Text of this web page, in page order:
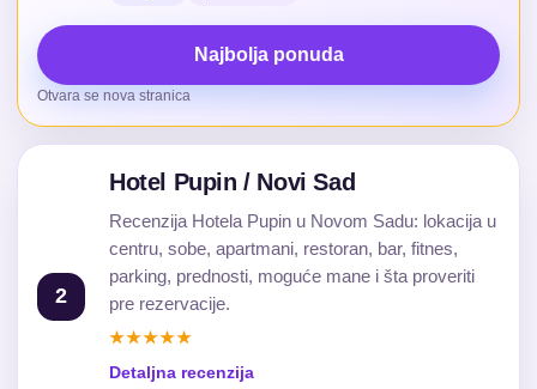
Najbolja ponuda
Otvara se nova stranica
2
Hotel Pupin / Novi Sad
Recenzija Hotela Pupin u Novom Sadu: lokacija u
centru, sobe, apartmani, restoran, bar, fitnes,
parking, prednosti, moguće mane i šta proveriti
pre rezervacije.
★★★★★
Detaljna recenzija